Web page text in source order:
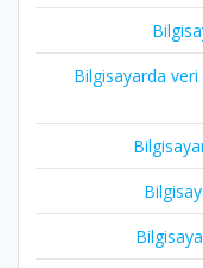
Bilgisayarda